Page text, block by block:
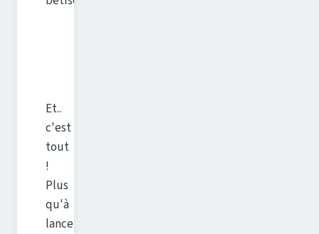
Et..
c'est
tout
!
Plus
qu'à
lancer